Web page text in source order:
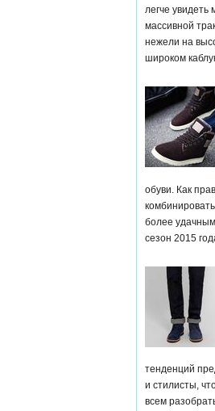
легче увидеть
массивной
нежели на
широком
обуви. Как
более
сезон 2015
тенденций
и стилисты,
всем